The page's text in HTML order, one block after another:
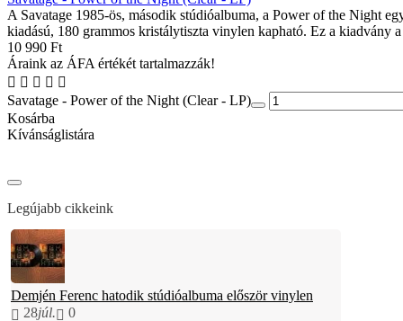
A Savatage 1985-ös, második stúdióalbuma, a Power of the Night
kiadású, 180 grammos kristálytiszta vinylen kapható. Ez a kiadvány
10 990 Ft
Áraink az ÁFA értékét tartalmazzák!
Savatage - Power of the Night (Clear - LP)
Kosárba
Kívánságlistára
Legújabb cikkeink
Demjén Ferenc hatodik stúdióalbuma először vinylen
28júl. 0